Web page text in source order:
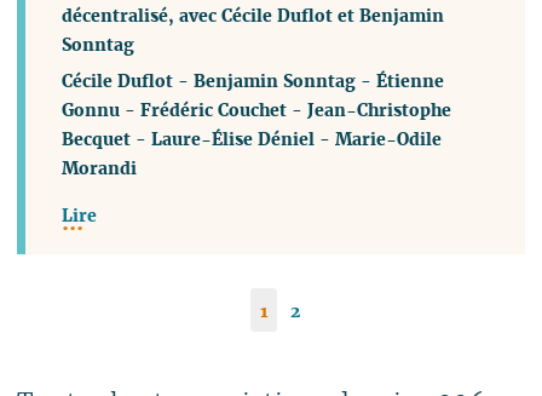
décentralisé, avec Cécile Duflot et Benjamin
Sonntag
Cécile Duflot -Benjamin Sonntag -Étienne
Gonnu -Frédéric Couchet -Jean-Christophe
Becquet -Laure-Élise Déniel -Marie-Odile
Morandi
Lire
1 2